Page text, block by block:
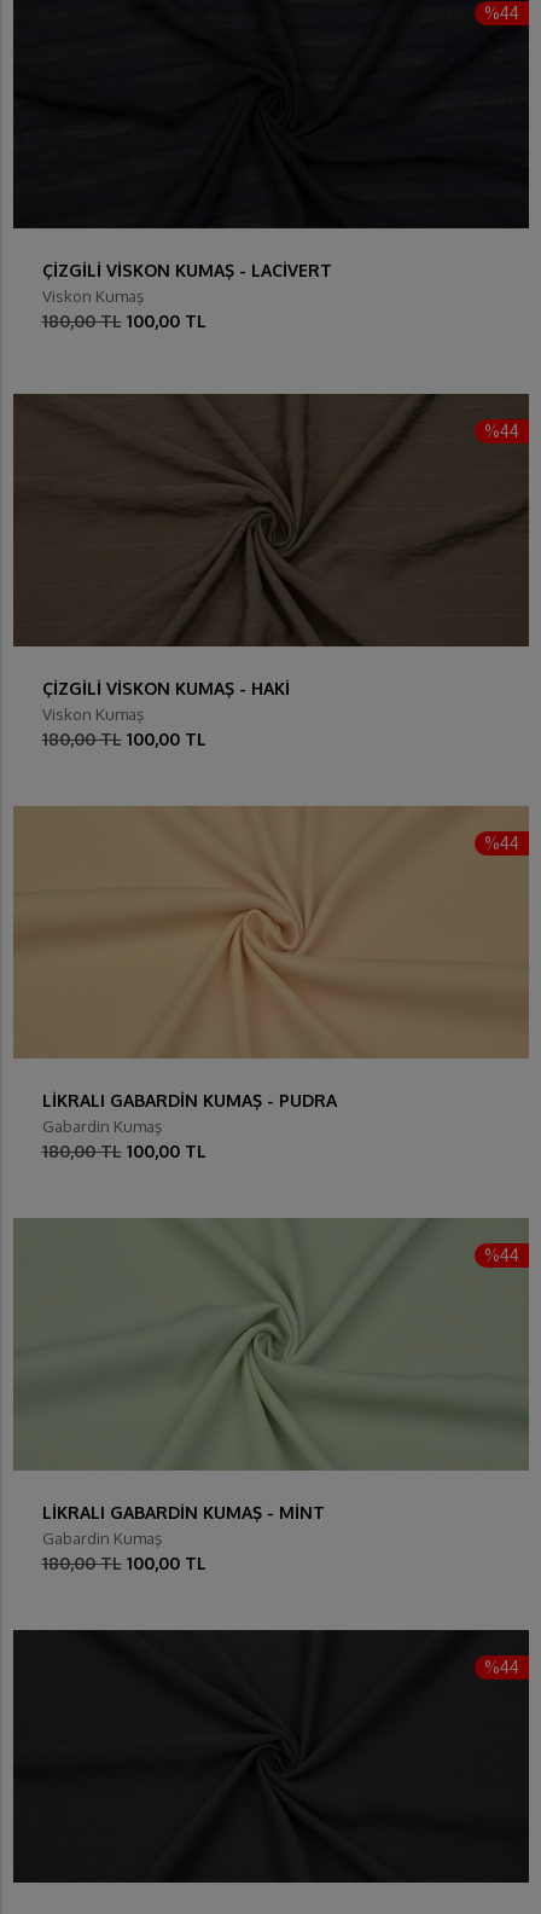
%44
ÇİZGİLİ VİSKON KUMAŞ - LACİVERT
Viskon Kumaş
180,00 TL 100,00 TL
%44
ÇİZGİLİ VİSKON KUMAŞ - HAKİ
Viskon Kumaş
180,00 TL 100,00 TL
%44
LİKRALI GABARDİN KUMAŞ - PUDRA
Gabardin Kumaş
180,00 TL 100,00 TL
%44
LİKRALI GABARDİN KUMAŞ - MİNT
Gabardin Kumaş
180,00 TL 100,00 TL
%44